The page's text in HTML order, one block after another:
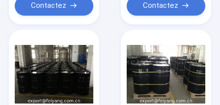
Contactez Contactez